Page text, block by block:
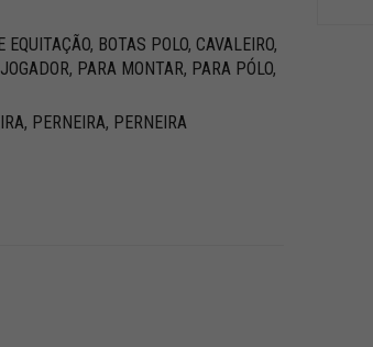
EQUITAÇÃO, BOTAS POLO, CAVALEIRO,
, PARA MONTAR, PARA PÓLO,
, PERNEIRA, PERNEIRA